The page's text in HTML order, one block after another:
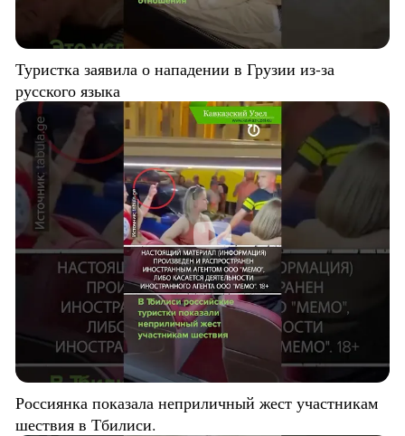
Туристка заявила о нападении в Грузии из-за
русского языка
Россиянка показала неприличный жест участникам
шествия в Тбилиси.